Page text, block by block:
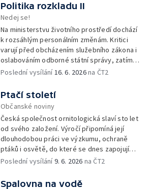
Politika rozkladu II
Nedej se!
Na ministerstvu životního prostředí dochází
k rozsáhlým personálním změnám. Kritici
varují před obcházením služebního zákona i
oslabováním odborné státní správy, zatímco
úředníkům přibývá práce na projektech,
ochranou přírody.
Poslední vysílání16. 6. 2026na ČT2
Ptačí století
Občanské noviny
Česká společnost ornitologická slaví sto let
od svého založení. Výročí připomíná její
dlouhodobou práci ve výzkumu, ochraně
ptáků i osvětě, do které se dnes zapojují
tisíce členů a dobrovolníků po celé
Poslední vysílání9. 6. 2026 na ČT2
Spalovna na vodě